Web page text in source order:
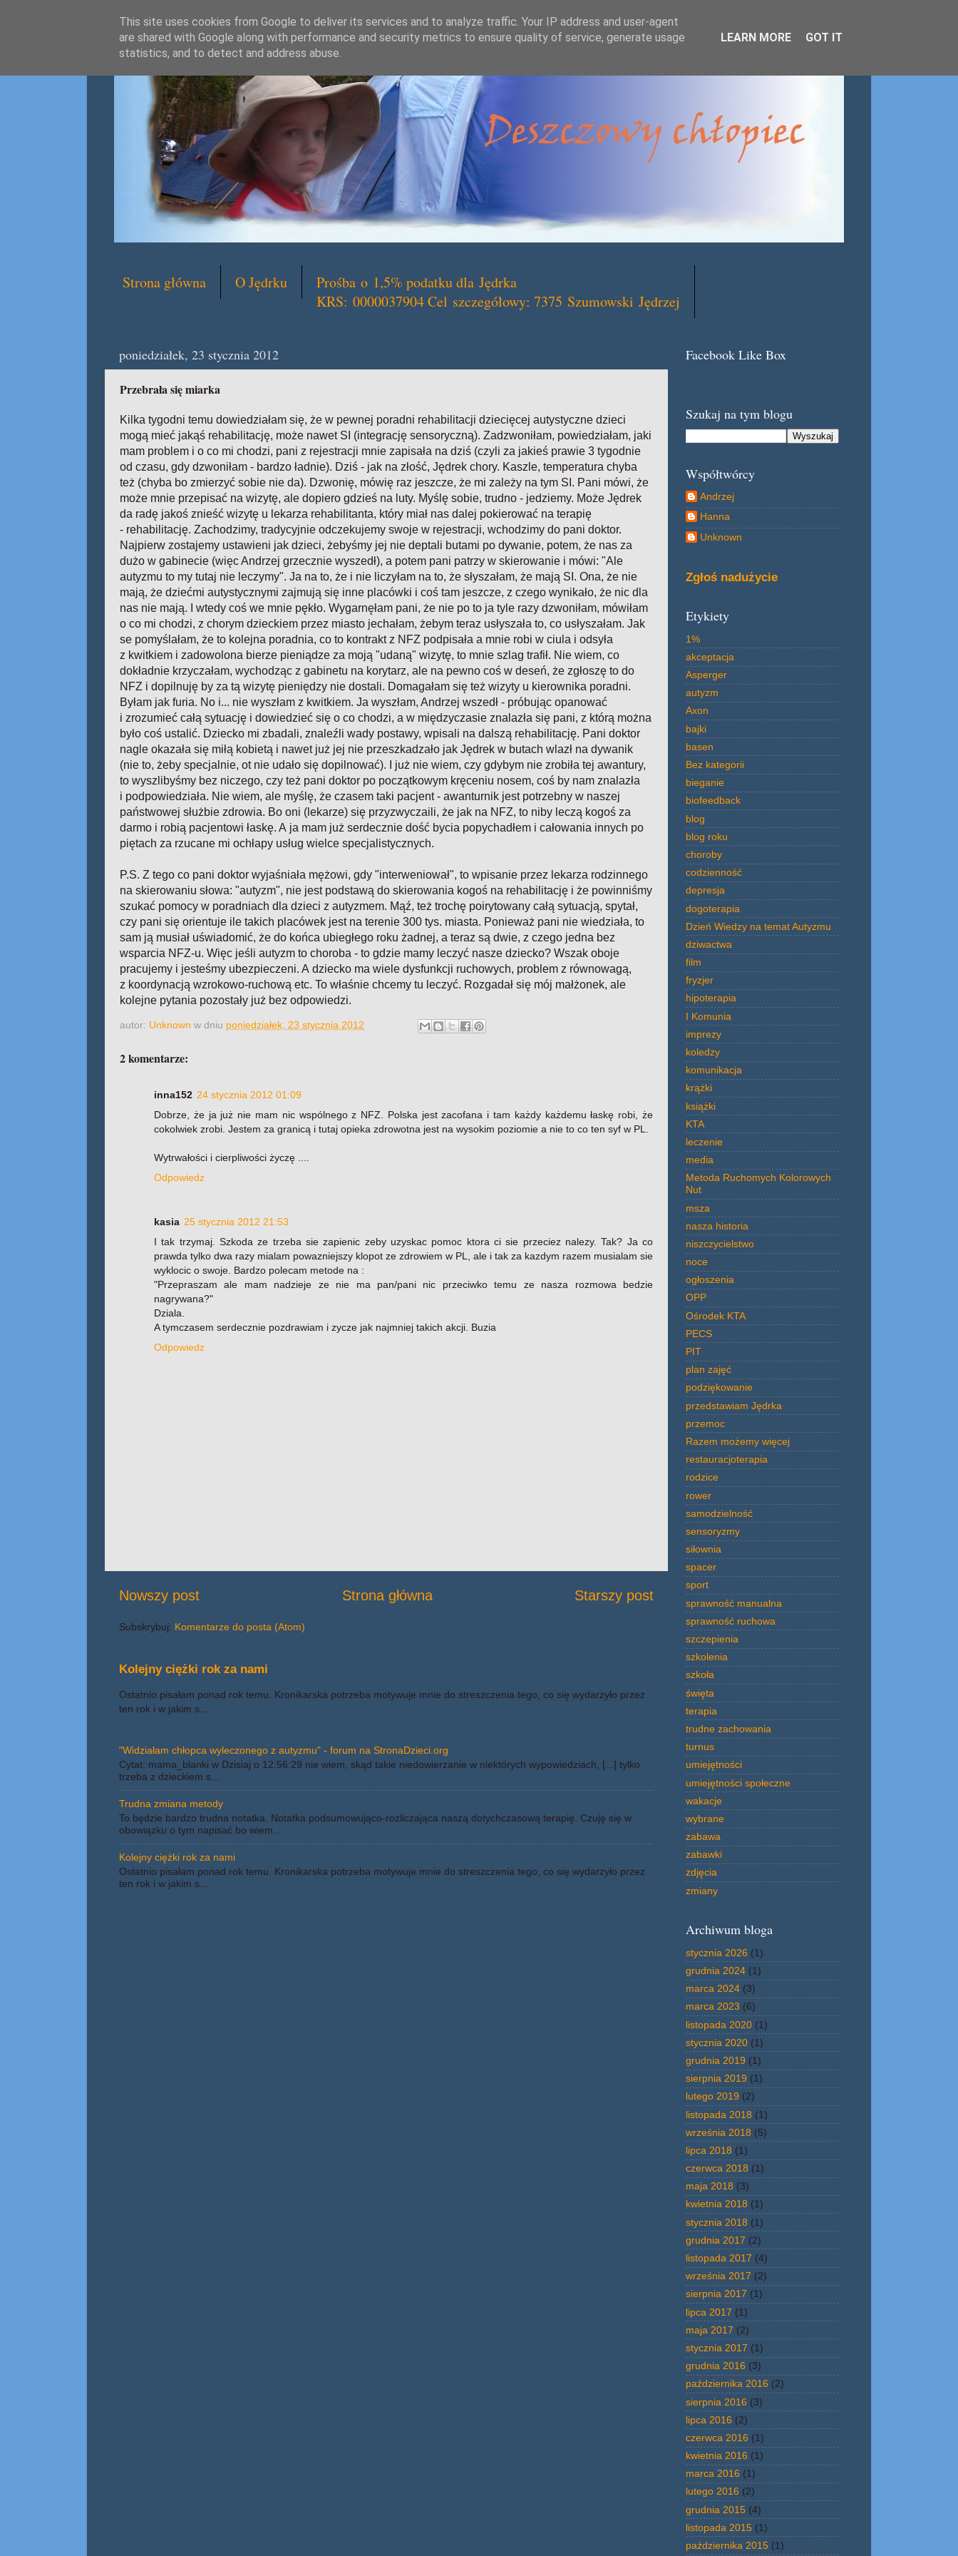
Strona główna O Jędrku
Prośba o 1,5% podatku dla Jędrka
KRS: 0000037904 Cel szczegółowy: 7375 Szumowski Jędrzej
poniedziałek, 23 stycznia 2012
Przebrała się miarka
Kilka tygodni temu dowiedziałam się, że w pewnej poradni rehabilitacji dziecięcej autystyczne dzieci
mogą mieć jakąś rehabilitację, może nawet SI (integrację sensoryczną). Zadzwoniłam, powiedziałam, jaki
mam problem i o co mi chodzi, pani z rejestracji mnie zapisała na dziś (czyli za jakieś prawie 3 tygodnie
od czasu, gdy dzwoniłam - bardzo ładnie). Dziś - jak na złość, Jędrek chory. Kaszle, temperatura chyba
też (chyba bo zmierzyć sobie nie da). Dzwonię, mówię raz jeszcze, że mi zależy na tym SI. Pani mówi, że
może mnie przepisać na wizytę, ale dopiero gdzieś na luty. Myślę sobie, trudno - jedziemy. Może Jędrek
da radę jakoś znieść wizytę u lekarza rehabilitanta, który miał nas dalej pokierować na terapię
- rehabilitację. Zachodzimy, tradycyjnie odczekujemy swoje w rejestracji, wchodzimy do pani doktor.
Najpierw zostajemy ustawieni jak dzieci, żebyśmy jej nie deptali butami po dywanie, potem, że nas za
dużo w gabinecie (więc Andrzej grzecznie wyszedł), a potem pani patrzy w skierowanie i mówi: "Ale
autyzmu to my tutaj nie leczymy". Ja na to, że i nie liczyłam na to, że słyszałam, że mają SI. Ona, że nie
mają, że dziećmi autystycznymi zajmują się inne placówki i coś tam jeszcze, z czego wynikało, że nic dla
nas nie mają. I wtedy coś we mnie pękło. Wygarnęłam pani, że nie po to ja tyle razy dzwoniłam, mówiłam
o co mi chodzi, z chorym dzieckiem przez miasto jechałam, żebym teraz usłyszała to, co usłyszałam. Jak
se pomyślałam, że to kolejna poradnia, co to kontrakt z NFZ podpisała a mnie robi w ciula i odsyła
z kwitkiem i zadowolona bierze pieniądze za moją "udaną" wizytę, to mnie szlag trafił. Nie wiem, co
dokładnie krzyczałam, wychodząc z gabinetu na korytarz, ale na pewno coś w deseń, że zgłoszę to do
NFZ i dopilnuję by za tą wizytę pieniędzy nie dostali. Domagałam się też wizyty u kierownika poradni.
Byłam jak furia. No i... nie wyszłam z kwitkiem. Ja wyszłam, Andrzej wszedł - próbując opanować
i zrozumieć całą sytuację i dowiedzieć się o co chodzi, a w międzyczasie znalazła się pani, z którą można
było coś ustalić. Dziecko mi zbadali, znaleźli wady postawy, wpisali na dalszą rehabilitację. Pani doktor
nagle okazała się miłą kobietą i nawet już jej nie przeszkadzało jak Jędrek w butach wlazł na dywanik
(nie to, żeby specjalnie, ot nie udało się dopilnować). I już nie wiem, czy gdybym nie zrobiła tej awantury,
to wyszlibyśmy bez niczego, czy też pani doktor po początkowym kręceniu nosem, coś by nam znalazła
i podpowiedziała. Nie wiem, ale myślę, że czasem taki pacjent - awanturnik jest potrzebny w naszej
państwowej służbie zdrowia. Bo oni (lekarze) się przyzwyczaili, że jak na NFZ, to niby leczą kogoś za
darmo i robią pacjentowi łaskę. A ja mam już serdecznie dość bycia popychadłem i całowania innych po
piętach za rzucane mi ochłapy usług wielce specjalistycznych.
P.S. Z tego co pani doktor wyjaśniała mężowi, gdy "interweniował", to wpisanie przez lekarza rodzinnego
na skierowaniu słowa: "autyzm", nie jest podstawą do skierowania kogoś na rehabilitację i że powinniśmy
szukać pomocy w poradniach dla dzieci z autyzmem. Mąź, też trochę poirytowany całą sytuacją, spytał,
czy pani się orientuje ile takich placówek jest na terenie 300 tys. miasta. Ponieważ pani nie wiedziała, to
sam ją musiał uświadomić, że do końca ubiegłego roku żadnej, a teraz są dwie, z czego jedna bez
wsparcia NFZ-u. Więc jeśli autyzm to choroba - to gdzie mamy leczyć nasze dziecko? Wszak oboje
pracujemy i jesteśmy ubezpieczeni. A dziecko ma wiele dysfunkcji ruchowych, problem z równowagą,
z koordynacją wzrokowo-ruchową etc. To właśnie chcemy tu leczyć. Rozgadał się mój małżonek, ale
kolejne pytania pozostały już bez odpowiedzi.
autor: Unknown w dniu poniedziałek, 23 stycznia 2012
2 komentarze:
inna152 24 stycznia 2012 01:09
Dobrze, że ja już nie mam nic wspólnego z NFZ. Polska jest zacofana i tam każdy każdemu łaskę robi, że
cokolwiek zrobi. Jestem za granicą i tutaj opieka zdrowotna jest na wysokim poziomie a nie to co ten syf w PL.
Wytrwałości i cierpliwości życzę ....
Odpowiedz
kasia 25 stycznia 2012 21:53
I tak trzymaj. Szkoda ze trzeba sie zapienic zeby uzyskac pomoc ktora ci sie przeciez nalezy. Tak? Ja co
prawda tylko dwa razy mialam powazniejszy klopot ze zdrowiem w PL, ale i tak za kazdym razem musialam sie
wyklocic o swoje. Bardzo polecam metode na :
"Przepraszam ale mam nadzieje ze nie ma pan/pani nic przeciwko temu ze nasza rozmowa bedzie
nagrywana?"
Dziala.
A tymczasem serdecznie pozdrawiam i zycze jak najmniej takich akcji. Buzia
Odpowiedz
Nowszy post Starszy post
Strona główna
Subskrybuj: Komentarze do posta (Atom)
Kolejny ciężki rok za nami
Ostatnio pisałam ponad rok temu. Kronikarska potrzeba motywuje mnie do streszczenia tego, co się wydarzyło przez
ten rok i w jakim s...
"Widziałam chłopca wyleczonego z autyzmu" - forum na StronaDzieci.org
Cytat: mama_blanki w Dzisiaj o 12:56:29 nie wiem, skąd takie niedowierzanie w niektórych wypowiedziach, [...] tylko
trzeba z dzieckiem s...
Trudna zmiana metody
To będzie bardzo trudna notatka. Notatka podsumowująco-rozliczająca naszą dotychczasową terapię. Czuję się w
obowiązku o tym napisać bo wiem...
Kolejny ciężki rok za nami
Ostatnio pisałam ponad rok temu. Kronikarska potrzeba motywuje mnie do streszczenia tego, co się wydarzyło przez
ten rok i w jakim s...
Facebook Like Box
Szukaj na tym blogu
Współtwórcy
Andrzej
Hanna
Unknown
Zgłoś nadużycie
Etykiety
1%
akceptacja
Asperger
autyzm
Axon
bajki
basen
Bez kategorii
bieganie
biofeedback
blog
blog roku
choroby
codzienność
depresja
dogoterapia
Dzień Wiedzy na temat Autyzmu
dziwactwa
film
fryzjer
hipoterapia
I Komunia
imprezy
koledzy
komunikacja
krążki
książki
KTA
leczenie
media
Metoda Ruchomych Kolorowych
Nut
msza
nasza historia
niszczycielstwo
noce
ogłoszenia
OPP
Ośrodek KTA
PECS
PIT
plan zajęć
podziękowanie
przedstawiam Jędrka
przemoc
Razem możemy więcej
restauracjoterapia
rodzice
rower
samodzielność
sensoryzmy
siłownia
spacer
sport
sprawność manualna
sprawność ruchowa
szczepienia
szkolenia
szkoła
święta
terapia
trudne zachowania
turnus
umiejętności
umiejętności społeczne
wakacje
wybrane
zabawa
zabawki
zdjęcia
zmiany
Archiwum bloga
stycznia 2026 (1)
grudnia 2024 (1)
marca 2024 (3)
marca 2023 (6)
listopada 2020 (1)
stycznia 2020 (1)
grudnia 2019 (1)
sierpnia 2019 (1)
lutego 2019 (2)
listopada 2018 (1)
września 2018 (5)
lipca 2018 (1)
czerwca 2018 (1)
maja 2018 (3)
kwietnia 2018 (1)
stycznia 2018 (1)
grudnia 2017 (2)
listopada 2017 (4)
września 2017 (2)
sierpnia 2017 (1)
lipca 2017 (1)
maja 2017 (2)
stycznia 2017 (1)
grudnia 2016 (3)
października 2016 (2)
sierpnia 2016 (3)
lipca 2016 (2)
czerwca 2016 (1)
kwietnia 2016 (1)
marca 2016 (1)
lutego 2016 (2)
grudnia 2015 (4)
listopada 2015 (1)
października 2015 (1)
This site uses cookies from Google to deliver its services and to analyze traffic. Your IP address and user-agent
are shared with Google along with performance and security metrics to ensure quality of service, generate usage
statistics, and to detect and address abuse.
LEARN MORE GOT IT